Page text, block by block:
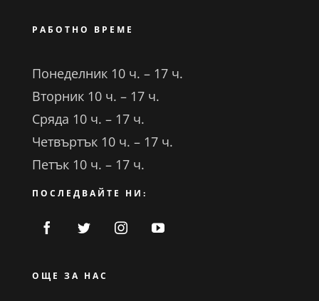
РАБОТНО ВРЕМЕ
Понеделник 10 ч. – 17 ч.
Вторник 10 ч. – 17 ч.
Сряда 10 ч. – 17 ч.
Четвъртък 10 ч. – 17 ч.
Петък 10 ч. – 17 ч.
ПОСЛЕДВАЙТЕ НИ:
ОЩЕ ЗА НАС